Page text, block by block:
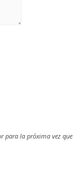
para la próxima vez que